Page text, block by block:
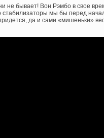
не бывает! Вон Рэмбо в свое
мы бы перед
да и сами «мишеньки»